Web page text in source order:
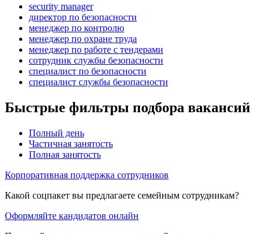
security manager
директор по безопасности
менеджер по контролю
менеджер по охране труда
менеджер по работе с тендерами
сотрудник службы безопасности
специалист по безопасности
специалист службы безопасности
Быстрые фильтры подбора вакансий
Полный день
Частичная занятость
Полная занятость
Корпоративная поддержка сотрудников
Какой соцпакет вы предлагаете семейным сотрудникам?
Оформляйте кандидатов онлайн